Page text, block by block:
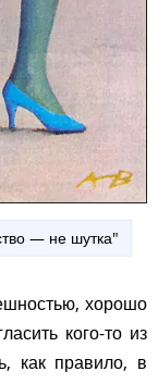
— не шутка"
хорошо
кого-то из
как правило, в